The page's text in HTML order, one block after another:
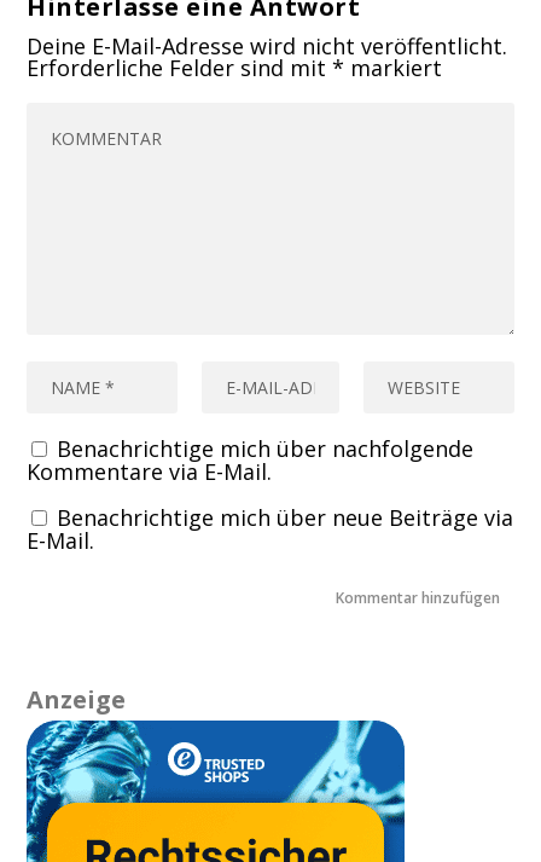
Hinterlasse eine Antwort
Deine E-Mail-Adresse wird nicht veröffentlicht.
Erforderliche Felder sind mit* markiert
Benachrichtige mich über nachfolgende
Kommentare via E-Mail.
Benachrichtige mich über neue Beiträge via
E-Mail.
Anzeige